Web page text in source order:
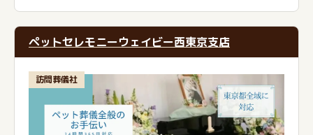
ペットセレモニーウェイビー西東京支店
訪問葬儀社